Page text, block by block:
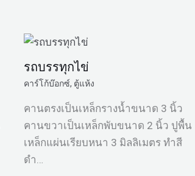
รถบรรทุกไข่
คาร์โก้บ๊อกซ์, ตู้แห้ง
คานตรงเป็นเหล็กรางน้ำขนาด 3 นิ้ว
คานขวาเป็นเหล็กพับขนาด 2 นิ้ว ปูพื้น
เหล็กแผ่นเรียบหนา 3 มิลลิเมตร ทำสี
ดำ…